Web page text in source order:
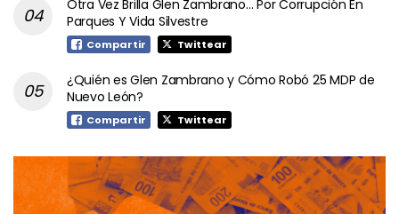
Otra Vez Brilla Glen Zambrano… Por Corrupción En
Parques Y Vida Silvestre
Compartir Twittear
¿Quién es Glen Zambrano y Cómo Robó 25 MDP de
Nuevo León?
Compartir Twittear